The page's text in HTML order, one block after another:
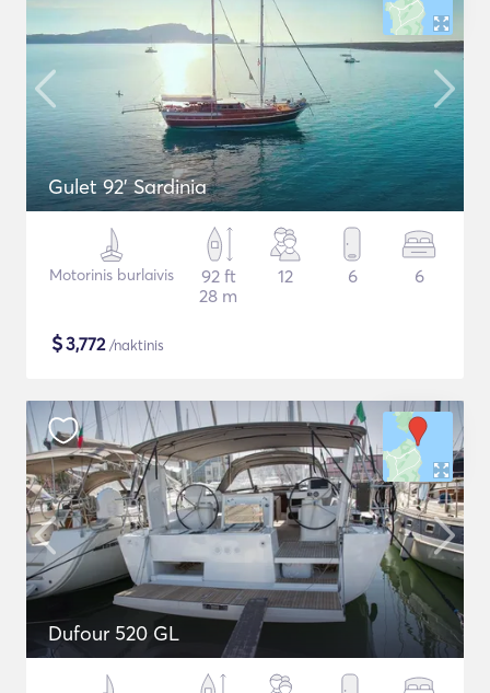
Gulet 92' Sardinia
Motorinis burlaivis
92 ft
28 m
12 6 6
$3,772/naktinis
Dufour 520 GL